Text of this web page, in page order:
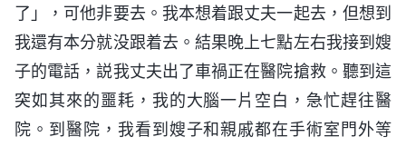
了」，可他非要去。我本想着跟丈夫一起去，但想到
我還有本分就没跟着去。結果晚上七點左右我接到嫂
子的電話，説我丈夫出了車禍正在醫院搶救。聽到這
突如其來的噩耗，我的大腦一片空白，急忙趕往醫
院。到醫院，我看到嫂子和親戚都在手術室門外等